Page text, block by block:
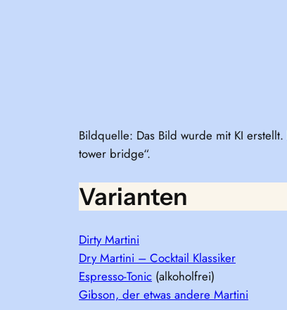
Bildquelle: Das Bild wurde mit KI erstellt.
tower bridge“.
Varianten
Dirty Martini
Dry Martini – Cocktail Klassiker
Espresso-Tonic (alkoholfrei)
Gibson, der etwas andere Martini